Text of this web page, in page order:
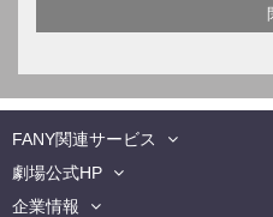
FANY関連サービス
劇場公式HP
企業情報